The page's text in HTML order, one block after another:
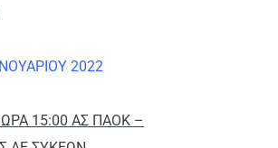
2022
15:00 ΑΣ ΠΑΟΚ –